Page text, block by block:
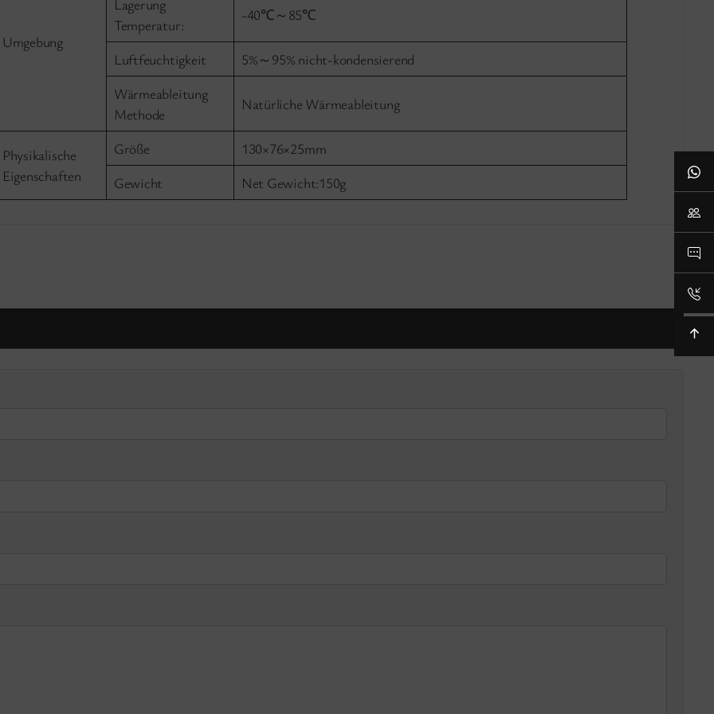
Umgebung
Lagerung
Temperatur:
-40℃～85℃
Luftfeuchtigkeit
5%～95% nicht-kondensierend
Wärmeableitung
Methode
Natürliche Wärmeableitung
Physikalische
Eigenschaften
Größe
130×76×25mm
Gewicht
Net Gewicht:150g